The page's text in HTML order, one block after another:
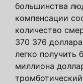
большинства
компенсации
количество
370 376
легко получить
миллиона